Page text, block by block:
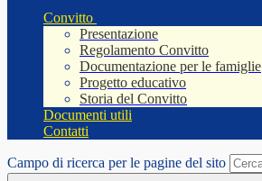
Convitto
Presentazione
Regolamento Convitto
Documentazione per le famiglie
Progetto educativo
Storia del Convitto
Documenti utili
Contatti
Campo di ricerca per le pagine del sito